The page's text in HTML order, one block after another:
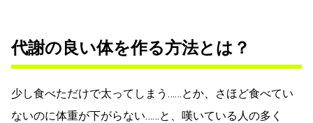
代謝の良い体を作る方法とは？
少し食べただけで太ってしまう……とか、さほど食べてい
ないのに体重が下がらない……と、嘆いている人の多く